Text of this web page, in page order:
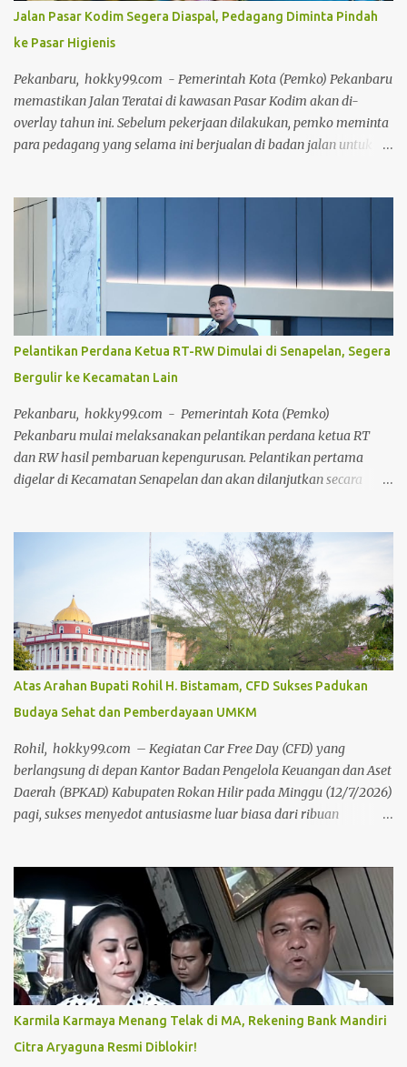
menciptakan peluang, hingga aksi penyelamatan gemilang dari
para penjaga gawang membuat pertandingan berlangsung seru
dan menghibur. Meski bertajuk laga persahabatan, kedua tim
tetap menunjukkan semangat kompetitif dengan menjunjung
tinggi nilai sportivitas, pertandingan berlangsung dalam tempo t...
Jalan Pasar Kodim Segera Diaspal, Pedagang Diminta Pindah
ke Pasar Higienis
Pekanbaru, hokky99.com - Pemerintah Kota (Pemko) Pekanbaru
memastikan Jalan Teratai di kawasan Pasar Kodim akan di-
overlay tahun ini. Sebelum pekerjaan dilakukan, pemko meminta
para pedagang yang selama ini berjualan di badan jalan untuk
Perkantoran Tenayan Raya, Jumat (24/7/2026), mengatakan,
kondisi Jalan Teratai sudah mengalami kerusakan cukup parah.
Sehingga, Jalan Teratai perlu segera diperbaiki. Namun, perbaikan
jalan akan sia-sia jika aktivitas perdagangan di badan jalan
masih terus berlangsung. "Jalan di Pasar Kodim itu memang
sudah rusak parah dan akan kami overlay tahun ini. Namun, saya
sebenarnya enggan mengaspal kalau jalan tersebut masih
dijadikan lokasi berjualan. Karena, warga yang tinggal di sana
tidak bisa melintas dengan nyaman," ujarnya. Keberadaan
pedagang di badan jalan selama ini juga menjadi keluhan warga
sekitar. Karena itu, pemko telah ...
Pelantikan Perdana Ketua RT-RW Dimulai di Senapelan, Segera
Bergulir ke Kecamatan Lain
Pekanbaru, hokky99.com - Pemerintah Kota (Pemko)
Pekanbaru mulai melaksanakan pelantikan perdana ketua RT
dan RW hasil pembaruan kepengurusan. Pelantikan pertama
digelar di Kecamatan Senapelan dan akan dilanjutkan secara
Raya, Jumat (24/7/2026), mengatakan, pelantikan tersebut
merupakan bagian dari upaya mengisi kekosongan jabatan ketua
RT dan RW. Pelantikan ini sekaligus melakukan penyegaran
terhadap kepengurusan yang telah menjabat dalam waktu cukup
lama. "Sore ini, kami mulai melakukan pelantikan perdana ketua
RT dan RW di Kecamatan Senapelan. Ini baru sebagian kecil.
Karena, pelantikan akan terus bergulir untuk mengisi jabatan
yang kosong sekaligus melakukan pembaruan kepengurusan
yang sudah terlalu lama," ujarnya. Penguatan struktur
pemerintahan hingga tingkat lingkungan menjadi salah satu
fokus Pemko Pekanbaru. Karena itu, peran lurah akan semakin
dip...
Atas Arahan Bupati Rohil H. Bistamam, CFD Sukses Padukan
Budaya Sehat dan Pemberdayaan UMKM
Rohil, hokky99.com – Kegiatan Car Free Day (CFD) yang
berlangsung di depan Kantor Badan Pengelola Keuangan dan Aset
Daerah (BPKAD) Kabupaten Rokan Hilir pada Minggu (12/7/2026)
pagi, sukses menyedot antusiasme luar biasa dari ribuan
penuh oleh Pemerintah Kabupaten Rokan Hilir. Agenda tersebut
menjadi upaya nyata pemerintah untuk terus mendorong budaya
hidup sehat sekaligus menghidupkan ruang publik yang positif
bagi warga. Sejak pagi, warga dari berbagai kalangan usia
memanfaatkan momen bebas kendaraan bermotor ini untuk
berolahraga, mulai dari senam bersama, joging, hingga
bersepeda. Selain menjadi ajang menjaga kebugaran dan
bersilaturahmi, CFD kali ini juga sukses menjadi motor penggerak
ekonomi daerah. Puluhan pelaku Usaha Mikro, Kecil, dan
Karmila Karmaya Menang Telak di MA, Rekening Bank Mandiri
Citra Aryaguna Resmi Diblokir!